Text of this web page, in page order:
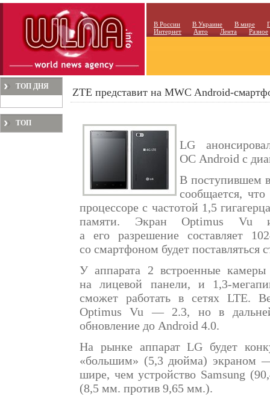
В России В Украине В мире
Интернет
Авто Лента Разное
ТОП ДНЯ
ТОП
ZTE представит на MWC Android-
LG
ОС Android с
В поступившем
сообщается,
процессоре с частотой 1,5
памяти. Экран Optimus Vu
а его разрешение составляет
со смартфоном будет поставляться
У аппарата 2 встроенные
на лицевой панели, и 1,3-
сможет работать в сетях LTE.
Optimus Vu — 2.3, но в
обновление до Android 4.0.
На рынке аппарат LG будет
«большим» (5,3 дюйма) экраном
шире, чем устройство Samsung
(8,5 мм. против 9,65 мм.).